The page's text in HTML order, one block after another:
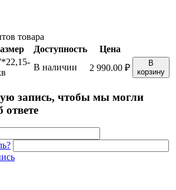
товара
Доступность
Цена
В наличии 2 990.00 ₽
В
корзину
запись, чтобы мы могли
ответе